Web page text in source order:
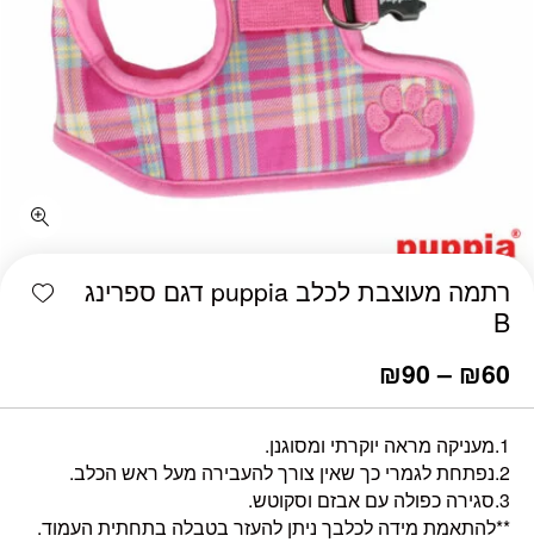
רתמה מעוצבת לכלב puppia דגם ספרינג
B
₪60
–
₪90
1.מעניקה מראה יוקרתי ומסוגנן.
2.נפתחת לגמרי כך שאין צורך להעבירה מעל ראש הכלב.
3.סגירה כפולה עם אבזם וסקוטש.
**להתאמת מידה לכלבך ניתן להעזר בטבלה בתחתית העמוד.